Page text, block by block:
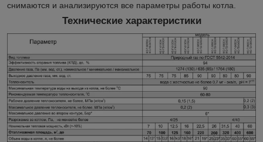
снимаются и анализируются все параметры работы котла.
Технические характеристики